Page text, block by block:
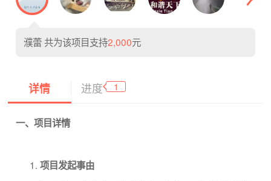
濮蕾共为该项目支持2,000元
详情 进度 1
一、项目详情
项目发起事由